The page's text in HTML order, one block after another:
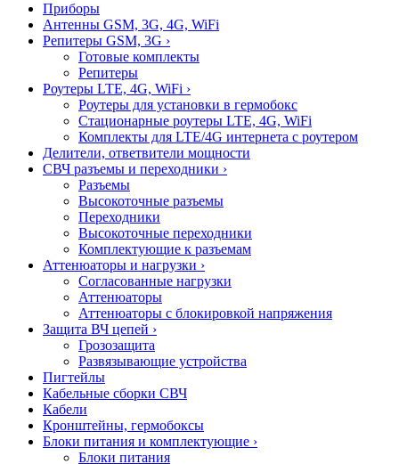
Приборы
Антенны GSM, 3G, 4G, WiFi
Репитеры GSM, 3G ›
Готовые комплекты
Репитеры
Роутеры LTE, 4G, WiFi ›
Роутеры для установки в гермобокс
Стационарные роутеры LTE, 4G, WiFi
Комплекты для LTE/4G интернета с роутером
Делители, ответвители мощности
СВЧ разъемы и переходники ›
Разъемы
Высокоточные разъемы
Переходники
Высокоточные переходники
Комплектующие к разъемам
Аттенюаторы и нагрузки ›
Согласованные нагрузки
Аттенюаторы
Аттенюаторы с блокировкой напряжения
Защита ВЧ цепей ›
Грозозащита
Развязывающие устройства
Пигтейлы
Кабельные сборки СВЧ
Кабели
Кронштейны, гермобоксы
Блоки питания и комплектующие ›
Блоки питания